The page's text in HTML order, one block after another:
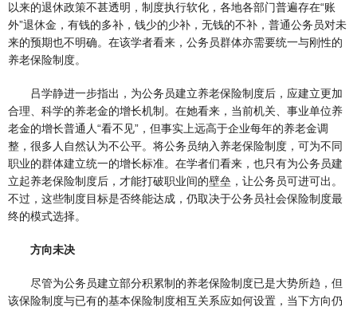
以来的退休政策不甚透明，制度执行软化，各地各部门普遍存在“账
外”退休金，有钱的多补，钱少的少补，无钱的不补，普通公务员对未
来的预期也不明确。在该学者看来，公务员群体亦需要统一与刚性的
养老保险制度。
吕学静进一步指出，为公务员建立养老保险制度后，应建立更加
合理、科学的养老金的增长机制。在她看来，当前机关、事业单位养
老金的增长普通人“看不见”，但事实上远高于企业每年的养老金调
整，很多人自然认为不公平。将公务员纳入养老保险制度，可为不同
职业的群体建立统一的增长标准。在学者们看来，也只有为公务员建
立起养老保险制度后，才能打破职业间的壁垒，让公务员可进可出。
不过，这些制度目标是否终能达成，仍取决于公务员社会保险制度最
终的模式选择。
方向未决
尽管为公务员建立部分积累制的养老保险制度已是大势所趋，但
该保险制度与已有的基本保险制度相互关系应如何设置，当下方向仍